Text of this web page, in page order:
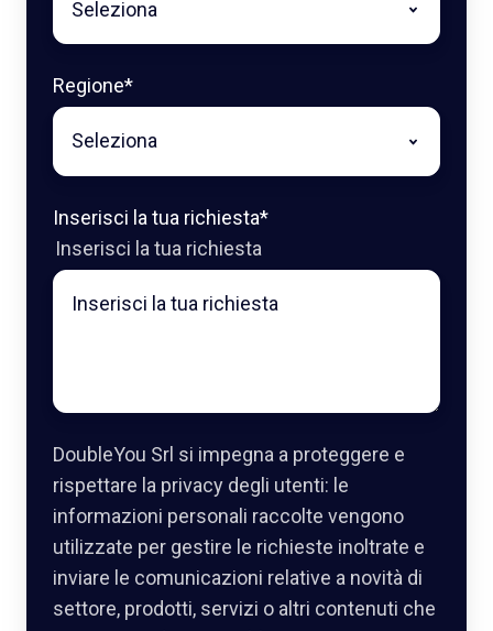
Regione*
Inserisci la tua richiesta*
Inserisci la tua richiesta
DoubleYou Srl si impegna a proteggere e
rispettare la privacy degli utenti: le
informazioni personali raccolte vengono
utilizzate per gestire le richieste inoltrate e
inviare le comunicazioni relative a novità di
settore, prodotti, servizi o altri contenuti che